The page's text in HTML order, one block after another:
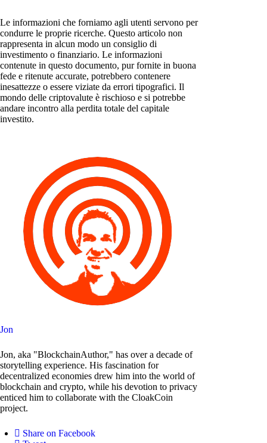
Le informazioni che forniamo agli utenti servono per
condurre le proprie ricerche. Questo articolo non
rappresenta in alcun modo un consiglio di
investimento o finanziario. Le informazioni
contenute in questo documento, pur fornite in buona
fede e ritenute accurate, potrebbero contenere
inesattezze o essere viziate da errori tipografici. Il
mondo delle criptovalute è rischioso e si potrebbe
andare incontro alla perdita totale del capitale
investito.
Jon
Jon, aka "BlockchainAuthor," has over a decade of
storytelling experience. His fascination for
decentralized economies drew him into the world of
blockchain and crypto, while his devotion to privacy
enticed him to collaborate with the CloakCoin
project.
Share on Facebook